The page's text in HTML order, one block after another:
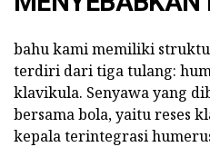
bahu kami memiliki
terdiri dari tiga tulang:
klavikula. Senyawa yang
bersama bola, yaitu reses
kepala terintegrasi